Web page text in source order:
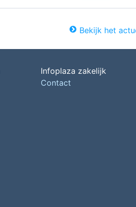
Bekijk het
Infoplaza zakelijk
Contact